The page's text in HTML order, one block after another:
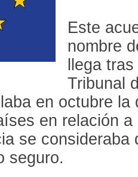
Este
nombre
llega
Tribunal
en octubre
en relación
se
seguro.